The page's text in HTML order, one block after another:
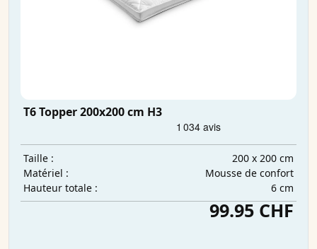
T6 Topper 200x200 cm H3
Taille :
200 x 200 cm
Matériel :
Mousse de confort
Hauteur totale :
6 cm
99.95 CHF